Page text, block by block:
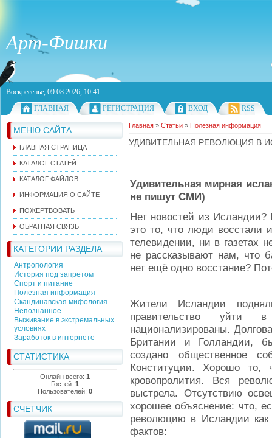
Арт-Фишки
Воскресенье, 09.08.2026, 10:41
ГЛАВНАЯ
РЕГИСТРАЦИЯ ВХОД RSS
МЕНЮ САЙТА
ГЛАВНАЯ СТРАНИЦА
КАТАЛОГ СТАТЕЙ
КАТАЛОГ ФАЙЛОВ
ИНФОРМАЦИЯ О САЙТЕ
ПОЖЕРТВОВАТЬ
ОБРАТНАЯ СВЯЗЬ
КАТЕГОРИИ РАЗДЕЛА
Антропология
История под запретом
Спорт и питание
Полезная информация
Скандинавская мифология
Непознанное
Выживание в экстремальных
условиях
Заработок в интернете
СТАТИСТИКА
Онлайн всего: 1
Гостей: 1
Пользователей: 0
СЧЕТЧИК
Главная » Статьи » Полезная информация
УДИВИТЕЛЬНАЯ РЕВОЛЮЦИЯ В
Удивительная мирная
не пишут СМИ)
Нет новостей из
это то, что люди восстали
телевидении, ни в газетах
не рассказывают нам, что
нет ещё одно восстание?
Жители Исландии
правительство уйти
национализированы.
Британии и Голландии,
создано общественное
Конституции. Хорошо
кровопролития. Вся
выстрела. Отсутствию
хорошее объяснение: что,
революцию в Исландии как
фактов: